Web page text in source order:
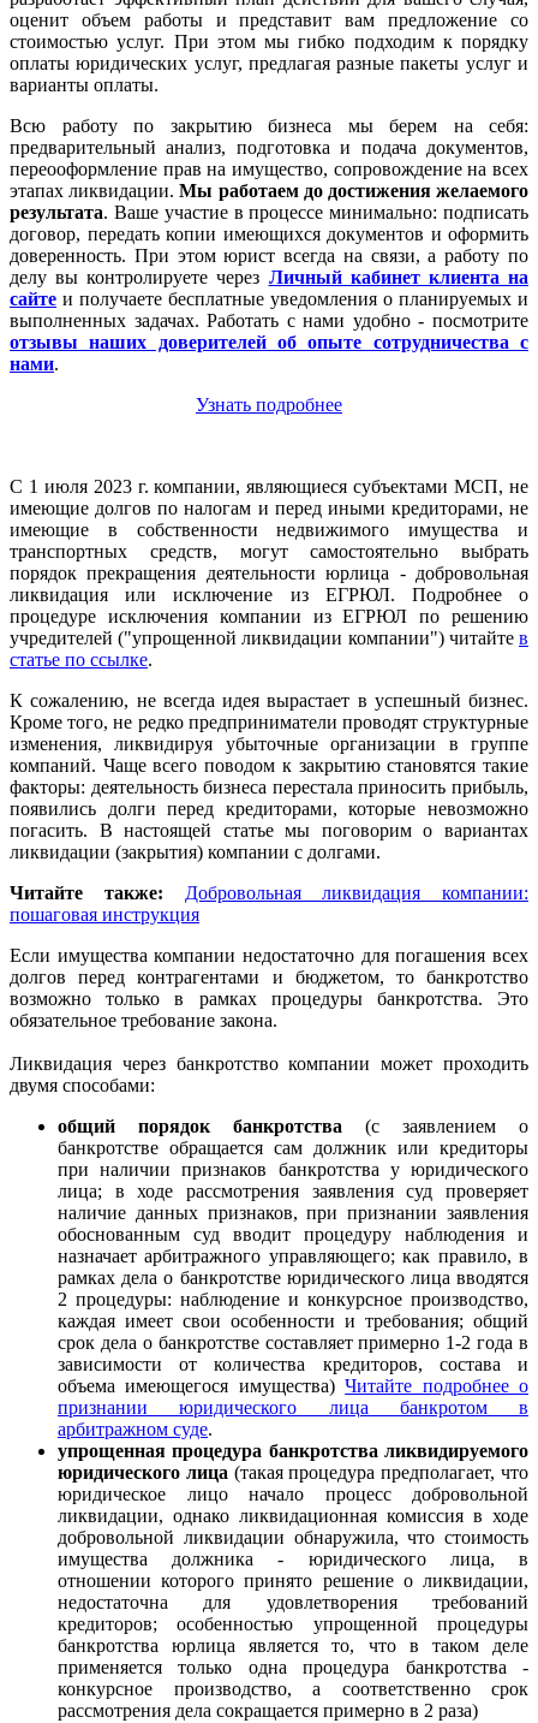
оценит объем работы и представит вам предложение со
стоимостью услуг. При этом мы гибко подходим к порядку
оплаты юридических услуг, предлагая разные пакеты услуг и
варианты оплаты.
Всю работу по закрытию бизнеса мы берем на себя:
предварительный анализ, подготовка и подача документов,
переооформление прав на имущество, сопровождение на всех
этапах ликвидации.Мы работаем до достижения желаемого
результата. Ваше участие в процессе минимально: подписать
договор, передать копии имеющихся документов и оформить
доверенность. При этом юрист всегда на связи, а работу по
делу вы контролируете через Личный кабинет клиента на
сайте и получаете бесплатные уведомления о планируемых и
выполненных задачах. Работать с нами удобно - посмотрите
отзывы наших доверителей об опыте сотрудничества с
нами.
Узнать подробнее
С 1 июля 2023 г. компании, являющиеся субъектами МСП, не
имеющие долгов по налогам и перед иными кредиторами, не
имеющие в собственности недвижимого имущества и
транспортных средств, могут самостоятельно выбрать
порядок прекращения деятельности юрлица - добровольная
ликвидация или исключение из ЕГРЮЛ. Подробнее о
процедуре исключения компании из ЕГРЮЛ по решению
учредителей ("упрощенной ликвидации компании") читайте в
статье по ссылке.
К сожалению, не всегда идея вырастает в успешный бизнес.
Кроме того, не редко предприниматели проводят структурные
изменения, ликвидируя убыточные организации в группе
компаний. Чаще всего поводом к закрытию становятся такие
факторы: деятельность бизнеса перестала приносить прибыль,
появились долги перед кредиторами, которые невозможно
погасить. В настоящей статье мы поговорим о вариантах
ликвидации (закрытия) компании с долгами.
Читайте также:
Добровольная ликвидация компании:
пошаговая инструкция
Если имущества компании недостаточно для погашения всех
долгов перед контрагентами и бюджетом, то банкротство
возможно только в рамках процедуры банкротства. Это
обязательное требование закона.
Ликвидация через банкротство компании может проходить
двумя способами:
общий порядок банкротства (с заявлением о
банкротстве обращается сам должник или кредиторы
при наличии признаков банкротства у юридического
лица; в ходе рассмотрения заявления суд проверяет
наличие данных признаков, при признании заявления
обоснованным суд вводит процедуру наблюдения и
назначает арбитражного управляющего; как правило, в
рамках дела о банкротстве юридического лица вводятся
2 процедуры: наблюдение и конкурсное производство,
каждая имеет свои особенности и требования; общий
срок дела о банкротстве составляет примерно 1-2 года в
зависимости от количества кредиторов, состава и
объема имеющегося имущества)Читайте подробнее о
признании юридического лица банкротом в
арбитражном суде.
упрощенная процедура банкротства ликвидируемого
юридического лица (такая процедура предполагает, что
юридическое лицо начало процесс добровольной
ликвидации, однако ликвидационная комиссия в ходе
добровольной ликвидации обнаружила, что стоимость
имущества должника - юридического лица, в
отношении которого принято решение о ликвидации,
недостаточна для удовлетворения требований
кредиторов; особенностью упрощенной процедуры
банкротства юрлица является то, что в таком деле
применяется только одна процедура банкротства -
конкурсное производство, а соответственно срок
рассмотрения дела сокращается примерно в 2 раза)